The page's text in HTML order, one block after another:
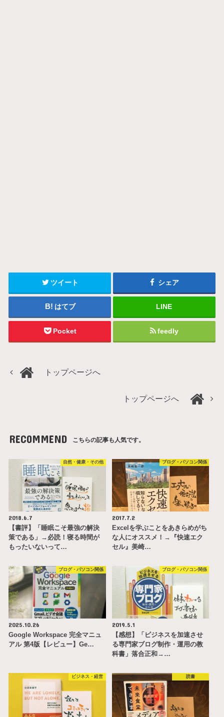
ツイート シェア
はてブ LINE
Pocket feedly
トップページへ
トップページへ
RECOMMEND こちらの記事も人気です。
自然・健康・その他
2018.6.7
【書評】「睡眠こそ最強の解決
策である」→必読！寝る時間が
もったいないって…
ブログ・パソコン関係
2017.7.2
Excelを学ぶことをあきらめがち
な人にオススメ！→『快速エク
セル』美崎…
ブログ・パソコン関係
2025.10.26
Google Workspace 完全マニュ
アル 第4版【レビュー】Ge…
ブログ・パソコン関係
2019.5.1
【感想】「ビジネスを加速させ
る専門家ブログ制作・運用の教
科書」落合正和→…
ビジネス・経営 読書